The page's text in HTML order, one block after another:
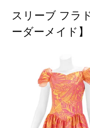
スリーブ フラ
ーダーメイド】